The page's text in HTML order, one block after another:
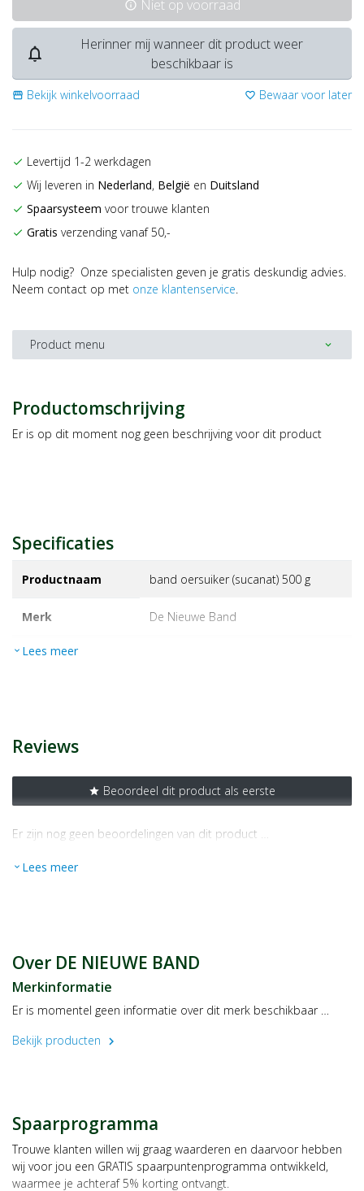
info Niet op voorraad
notifications_none
Herinner mij wanneer dit product weer
beschikbaar is
storefront Bekijk winkelvoorraad favorite_border Bewaar voor later
check Levertijd 1-2 werkdagen
check Wij leveren in Nederland, België en Duitsland
check Spaarsysteem voor trouwe klanten
check Gratis verzending vanaf 50,-
Hulp nodig? Onze specialisten geven je gratis deskundig advies.
Neem contact op met onze klantenservice.
Product menu expand_more
Productomschrijving
Er is op dit moment nog geen beschrijving voor dit product
Specificaties
Productnaam band oersuiker (sucanat) 500 g
Merk de nieuwe band
EAN
expand_more Lees meer
Reviews
star Beoordeel dit product als eerste
Er zijn nog geen beoordelingen van dit product …
expand_more Lees meer
Over DE NIEUWE BAND
Merkinformatie
Er is momentel geen informatie over dit merk beschikbaar …
Bekijk producten
chevron_right
Spaarprogramma
Trouwe klanten willen wij graag waarderen en daarvoor hebben
wij voor jou een GRATIS spaarpuntenprogramma ontwikkeld,
waarmee je achteraf 5% korting ontvangt.